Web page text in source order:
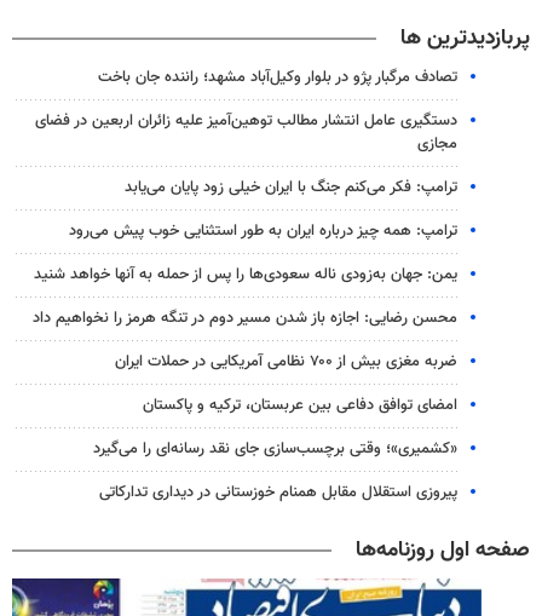
پربازدیدترین ها
تصادف مرگبار پژو در بلوار وکیل‌آباد مشهد؛ راننده جان باخت
دستگیری عامل انتشار مطالب توهین‌آمیز علیه زائران اربعین در فضای
مجازی
ترامپ: فکر می‌کنم جنگ با ایران خیلی زود پایان می‌یابد
ترامپ: همه چیز درباره ایران به طور استثنایی خوب پیش می‌رود
یمن: جهان به‌زودی ناله سعودی‌ها را پس از حمله به آنها خواهد شنید
محسن رضایی: اجازه باز شدن مسیر دوم در تنگه هرمز را نخواهیم داد
ضربه مغزی بیش از ۷۰۰ نظامی آمریکایی در حملات ایران
امضای توافق دفاعی بین عربستان، ترکیه و پاکستان
«کشمیری»؛ وقتی برچسب‌سازی جای نقد رسانه‌ای را می‌گیرد
پیروزی استقلال مقابل همنام خوزستانی در دیداری تدارکاتی
صفحه اول روزنامه‌ها